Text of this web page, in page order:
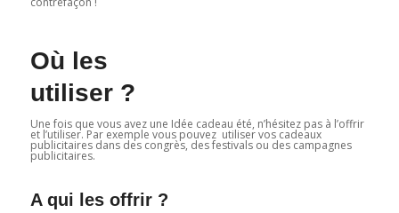
Où les
Une fois que vous avez une Idée cadeau été, n’hésitez pas à l’offrir
et l’utiliser. Par exemple vous pouvez utiliser vos cadeaux
publicitaires dans des congrès, des festivals ou des campagnes
publicitaires.
A qui les offrir ?